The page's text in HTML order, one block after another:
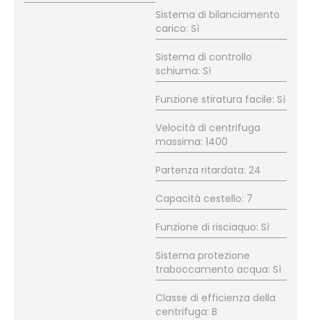
Sistema di bilanciamento
carico: Sì
Sistema di controllo
schiuma: Sì
Funzione stiratura facile: Sì
Velocità di centrifuga
massima: 1400
Partenza ritardata: 24
Capacità cestello: 7
Funzione di risciaquo: Sì
Sistema protezione
traboccamento acqua: Sì
Classe di efficienza della
centrifuga: B